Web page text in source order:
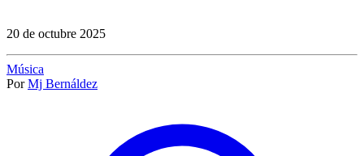
20 de octubre 2025
Música
Por Mj Bernáldez